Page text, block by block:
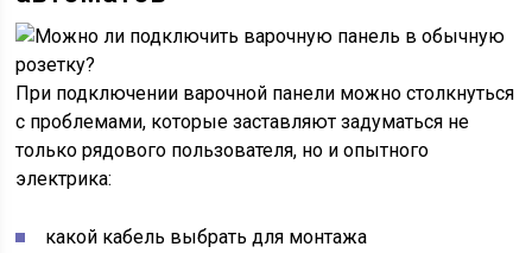
При подключении варочной панели можно столкнуться
с проблемами, которые заставляют задуматься не
только рядового пользователя, но и опытного
электрика:
какой кабель выбрать для монтажа